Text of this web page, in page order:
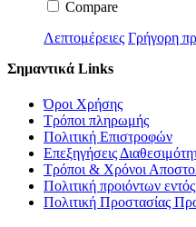
Compare
Λεπτομέρειες Γρήγορη
Σημαντικά Links
Όροι Χρήσης
Τρόποι πληρωμής
Πολιτική Επιστροφών
Επεξηγήσεις
Τρόποι & Χρόνοι
Πολιτική προιόντων
Πολιτική Προστασίας